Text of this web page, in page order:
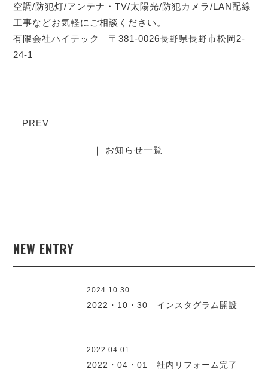
空調/防犯灯/アンテナ・TV/太陽光/防犯カメラ/LAN配線
工事などお気軽にご相談ください。
有限会社ハイテック 〒381-0026長野県長野市松岡2-
24-1
PREV
｜ お知らせ一覧 ｜
NEW ENTRY
2024.10.30
2022・10・30 インスタグラム開設
2022.04.01
2022・04・01 社内リフォーム完了